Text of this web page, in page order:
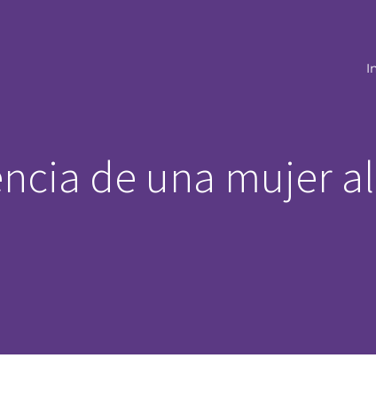
de una mujer